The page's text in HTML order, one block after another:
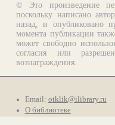
© Это произведение
поскольку написано
назад, и опубликовано
момента публикации
может свободно
согласия или
вознаграждения.
Email: otklik@ilibrary.ru
О библиотеке